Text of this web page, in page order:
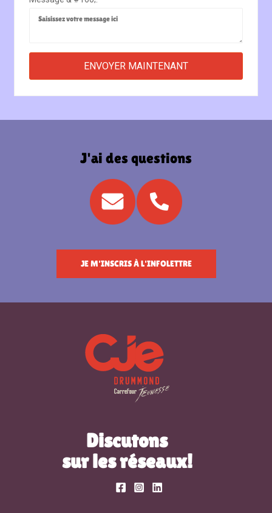
J'ai des questions
JE M'INSCRIS À L'INFOLETTRE
Discutons
sur les réseaux!